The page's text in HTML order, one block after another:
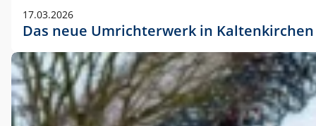
17.03.2026
Das neue Umrichterwerk in Kaltenkirchen